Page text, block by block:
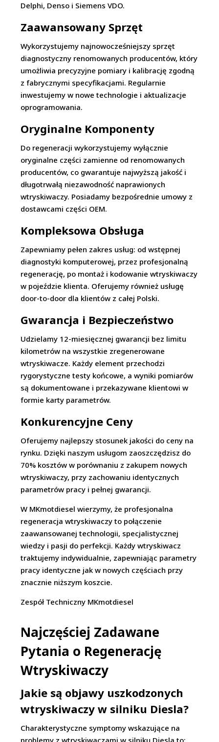
Delphi, Denso i Siemens VDO.
Zaawansowany Sprzęt
Wykorzystujemy najnowocześniejszy sprzęt
diagnostyczny renomowanych producentów, który
umożliwia precyzyjne pomiary i kalibrację zgodną
z fabrycznymi specyfikacjami. Regularnie
inwestujemy w nowe technologie i aktualizacje
oprogramowania.
Oryginalne Komponenty
Do regeneracji wykorzystujemy wyłącznie
oryginalne części zamienne od renomowanych
producentów, co gwarantuje najwyższą jakość i
długotrwałą niezawodność naprawionych
wtryskiwaczy. Posiadamy bezpośrednie umowy z
dostawcami części OEM.
Kompleksowa Obsługa
Zapewniamy pełen zakres usług: od wstępnej
diagnostyki komputerowej, przez profesjonalną
regenerację, po montaż i kodowanie wtryskiwaczy
w pojeździe klienta. Oferujemy również usługę
door-to-door dla klientów z całej Polski.
Gwarancja i Bezpieczeństwo
Udzielamy 12-miesięcznej gwarancji bez limitu
kilometrów na wszystkie zregenerowane
wtryskiwacze. Każdy element przechodzi
rygorystyczne testy końcowe, a wyniki pomiarów
są dokumentowane i przekazywane klientowi w
formie karty parametrów.
Konkurencyjne Ceny
Oferujemy najlepszy stosunek jakości do ceny na
rynku. Dzięki naszym usługom zaoszczędzisz do
70% kosztów w porównaniu z zakupem nowych
wtryskiwaczy, przy zachowaniu identycznych
parametrów pracy i pełnej gwarancji.
W MKmotdiesel wierzymy, że profesjonalna
regeneracja wtryskiwaczy to połączenie
zaawansowanej technologii, specjalistycznej
wiedzy i pasji do perfekcji. Każdy wtryskiwacz
traktujemy indywidualnie, zapewniając parametry
pracy identyczne jak w nowych częściach przy
znacznie niższym koszcie.
Zespół Techniczny MKmotdiesel
Najczęściej Zadawane
Pytania o Regenerację
Wtryskiwaczy
Jakie są objawy uszkodzonych
wtryskiwaczy w silniku Diesla?
Charakterystyczne symptomy wskazujące na
problemy z wtryskiwaczami w silniku Diesla to: